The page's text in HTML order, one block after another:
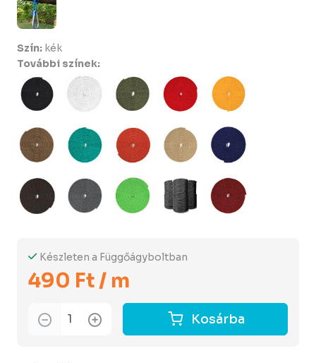
Készleten a Függőágyboltban
490 Ft / m
Kosárba
Szín: kék
További színek: